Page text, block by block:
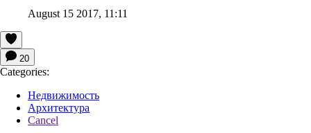
August 15 2017, 11:11
20
Categories:
Недвижимость
Архитектура
Cancel